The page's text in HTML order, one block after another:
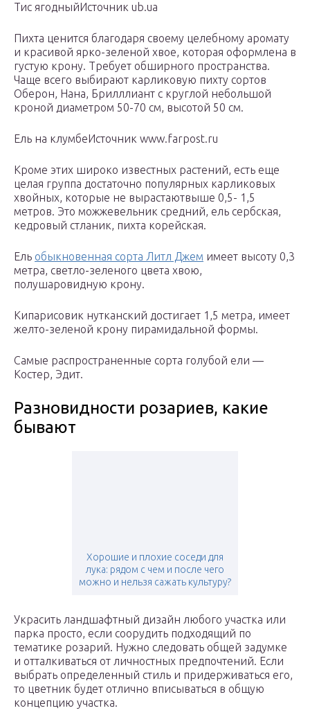
Тис ягодныйИсточник ub.ua
Пихта ценится благодаря своему целебному аромату
и красивой ярко-зеленой хвое, которая оформлена в
густую крону. Требует обширного пространства.
Чаще всего выбирают карликовую пихту сортов
Оберон, Нана, Брилллиант с круглой небольшой
кроной диаметром 50-70 см, высотой 50 см.
Ель на клумбеИсточник www.farpost.ru
Кроме этих широко известных растений, есть еще
целая группа достаточно популярных карликовых
хвойных, которые не вырастаютвыше 0,5- 1,5
метров. Это можжевельник средний, ель сербская,
кедровый стланик, пихта корейская.
Ель обыкновенная сорта Литл Джем имеет высоту 0,3
метра, светло-зеленого цвета хвою,
полушаровидную крону.
Кипарисовик нутканский достигает 1,5 метра, имеет
желто-зеленой крону пирамидальной формы.
Самые распространенные сорта голубой ели —
Костер, Эдит.
Разновидности розариев, какие
бывают
Хорошие и плохие соседи для
лука: рядом с чем и после чего
можно и нельзя сажать культуру?
Украсить ландшафтный дизайн любого участка или
парка просто, если соорудить подходящий по
тематике розарий. Нужно следовать общей задумке
и отталкиваться от личностных предпочтений. Если
выбрать определенный стиль и придерживаться его,
то цветник будет отлично вписываться в общую
концепцию участка.